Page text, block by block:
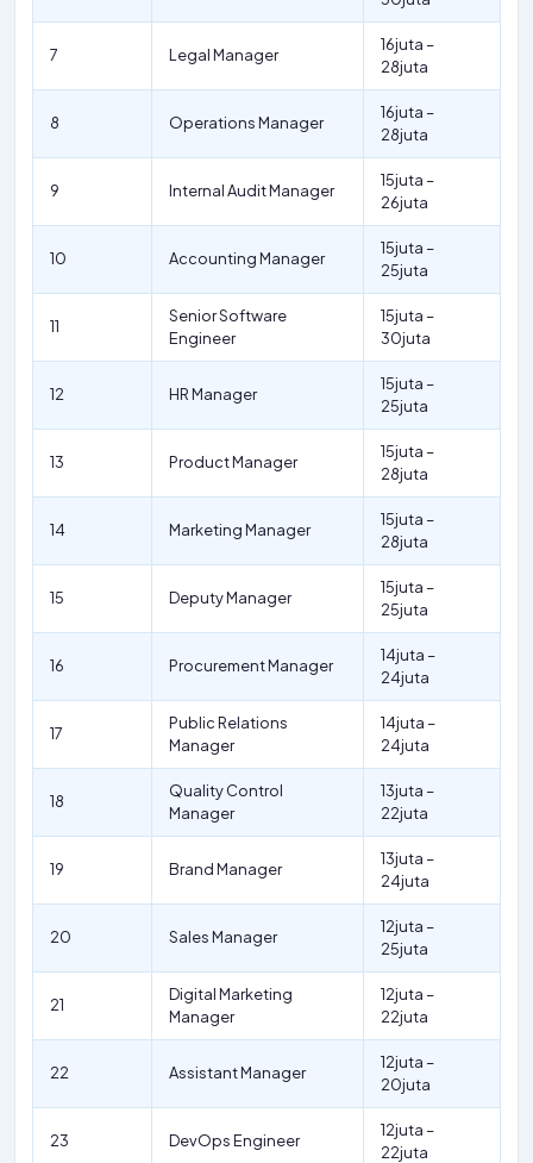
7 Legal Manager
16juta –
28juta
8 Operations Manager
16juta –
28juta
9 Internal Audit Manager
15juta –
26juta
10 Accounting Manager
15juta –
25juta
11
Senior Software
Engineer
15juta –
30juta
12 HR Manager
15juta –
25juta
13 Product Manager
15juta –
28juta
14 Marketing Manager
15juta –
28juta
15 Deputy Manager
15juta –
25juta
16 Procurement Manager
14juta –
24juta
17
Public Relations
Manager
14juta –
24juta
18
Quality Control
Manager
13juta –
22juta
19 Brand Manager
13juta –
24juta
20 Sales Manager
12juta –
25juta
21
Digital Marketing
Manager
12juta –
22juta
22 Assistant Manager
12juta –
20juta
23 DevOps Engineer
12juta –
22juta